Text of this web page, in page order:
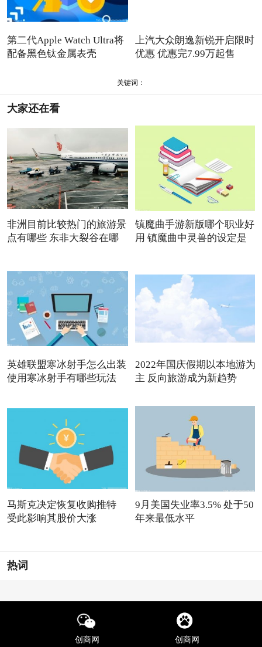
第二代Apple Watch Ultra将
配备黑色钛金属表壳
上汽大众朗逸新锐开启限时
优惠 优惠完7.99万起售
关键词：
大家还在看
非洲目前比较热门的旅游景
点有哪些 东非大裂谷在哪
镇魔曲手游新版哪个职业好
用 镇魔曲中灵兽的设定是
英雄联盟寒冰射手怎么出装
使用寒冰射手有哪些玩法
2022年国庆假期以本地游为
主 反向旅游成为新趋势
马斯克决定恢复收购推特
受此影响其股价大涨
9月美国失业率3.5% 处于50
年来最低水平
热词
创商网 创商网